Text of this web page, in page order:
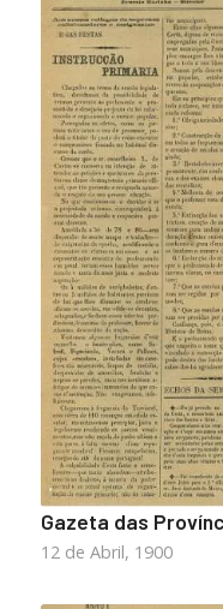
Gazeta das
12 de Abril, 1900